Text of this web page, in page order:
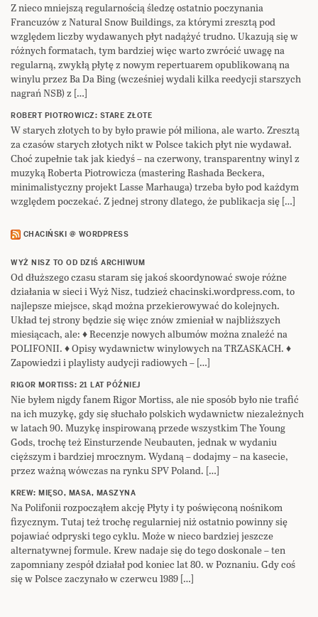
Z nieco mniejszą regularnością śledzę ostatnio poczynania
Francuzów z Natural Snow Buildings, za którymi zresztą pod
względem liczby wydawanych płyt nadążyć trudno. Ukazują się w
różnych formatach, tym bardziej więc warto zwrócić uwagę na
regularną, zwykłą płytę z nowym repertuarem opublikowaną na
winylu przez Ba Da Bing (wcześniej wydali kilka reedycji starszych
nagrań NSB) z […]
ROBERT PIOTROWICZ: STARE ZŁOTE
W starych złotych to by było prawie pół miliona, ale warto. Zresztą
za czasów starych złotych nikt w Polsce takich płyt nie wydawał.
Choć zupełnie tak jak kiedyś – na czerwony, transparentny winyl z
muzyką Roberta Piotrowicza (mastering Rashada Beckera,
minimalistyczny projekt Lasse Marhauga) trzeba było pod każdym
względem poczekać. Z jednej strony dlatego, że publikacja się […]
CHACIŃSKI @ WORDPRESS
WYŻ NISZ TO OD DZIŚ ARCHIWUM
Od dłuższego czasu staram się jakoś skoordynować swoje różne
działania w sieci i Wyż Nisz, tudzież chacinski.wordpress.com, to
najlepsze miejsce, skąd można przekierowywać do kolejnych.
Układ tej strony będzie się więc znów zmieniał w najbliższych
miesiącach, ale: ♦ Recenzje nowych albumów można znaleźć na
POLIFONII. ♦ Opisy wydawnictw winylowych na TRZASKACH. ♦
Zapowiedzi i playlisty audycji radiowych – […]
RIGOR MORTISS: 21 LAT PÓŹNIEJ
Nie byłem nigdy fanem Rigor Mortiss, ale nie sposób było nie trafić
na ich muzykę, gdy się słuchało polskich wydawnictw niezależnych
w latach 90. Muzykę inspirowaną przede wszystkim The Young
Gods, trochę też Einsturzende Neubauten, jednak w wydaniu
cięższym i bardziej mrocznym. Wydaną – dodajmy – na kasecie,
przez ważną wówczas na rynku SPV Poland. […]
KREW: MIĘSO, MASA, MASZYNA
Na Polifonii rozpocząłem akcję Płyty i ty poświęconą nośnikom
fizycznym. Tutaj też trochę regularniej niż ostatnio powinny się
pojawiać odpryski tego cyklu. Może w nieco bardziej jeszcze
alternatywnej formule. Krew nadaje się do tego doskonale – ten
zapomniany zespół działał pod koniec lat 80. w Poznaniu. Gdy coś
się w Polsce zaczynało w czerwcu 1989 […]